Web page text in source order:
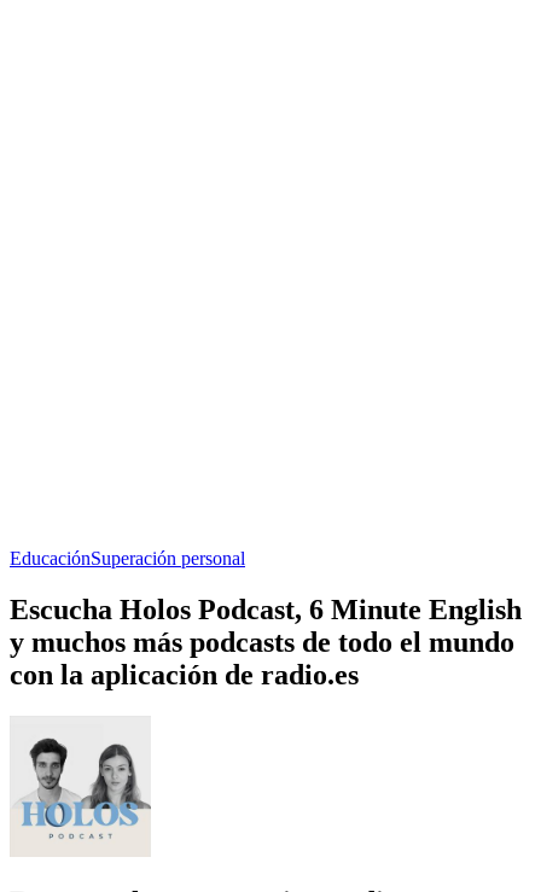
EducaciónSuperación personal
Escucha Holos Podcast, 6 Minute English
y muchos más podcasts de todo el mundo
con la aplicación de radio.es